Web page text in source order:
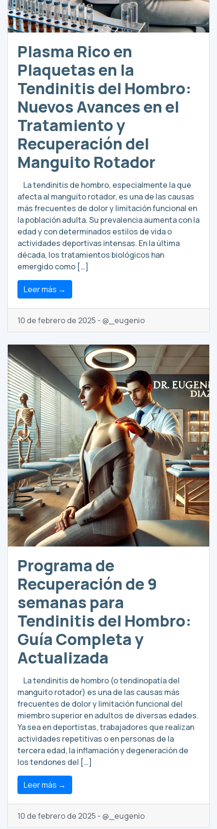
Plasma Rico en
Plaquetas en la
Tendinitis del Hombro:
Nuevos Avances en el
Tratamiento y
Recuperación del
Manguito Rotador
La tendinitis de hombro, especialmente la que
afecta al manguito rotador, es una de las causas
más frecuentes de dolor y limitación funcional en
la población adulta. Su prevalencia aumenta con la
edad y con determinados estilos de vida o
actividades deportivas intensas. En la última
década, los tratamientos biológicos han
emergido como […]
Leer más →
10 de febrero de 2025 - @_eugenio
Programa de
Recuperación de 9
semanas para
Tendinitis del Hombro:
Guía Completa y
Actualizada
La tendinitis de hombro (o tendinopatía del
manguito rotador) es una de las causas más
frecuentes de dolor y limitación funcional del
miembro superior en adultos de diversas edades.
Ya sea en deportistas, trabajadores que realizan
actividades repetitivas o en personas de la
tercera edad, la inflamación y degeneración de
los tendones del […]
Leer más →
10 de febrero de 2025 - @_eugenio